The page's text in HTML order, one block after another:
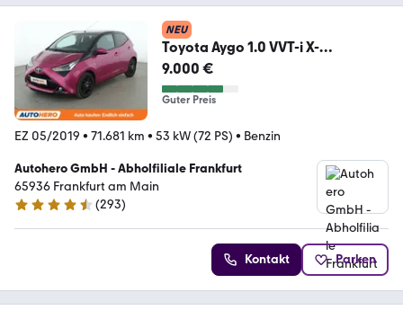
NEU
Toyota Aygo 1.0 VVT-i X-
Cite*CAM*ALU*KLIMA*TOUCH*
9.000 €
Guter Preis
EZ 05/2019 • 71.681 km • 53 kW (72 PS) • Benzin
Autohero GmbH - Abholfiliale Frankfurt
65936 Frankfurt am Main
4.6 Sterne
(293)
Kontakt Parken